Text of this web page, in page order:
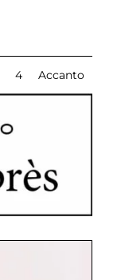
4 Accanto